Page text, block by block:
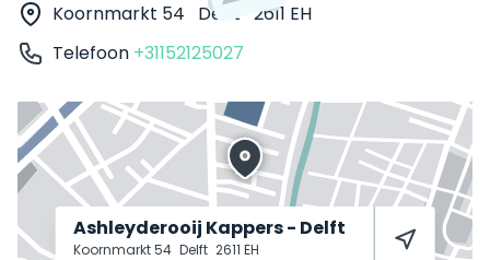
Koornmarkt 54 Delft 2611 EH
Telefoon +31152125027
Ashleyderooij Kappers - Delft
Koornmarkt 54 Delft 2611 EH